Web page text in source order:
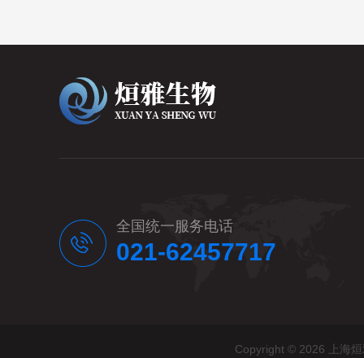
全国统一服务电话
021-62457717
Copyright © 2026 上海